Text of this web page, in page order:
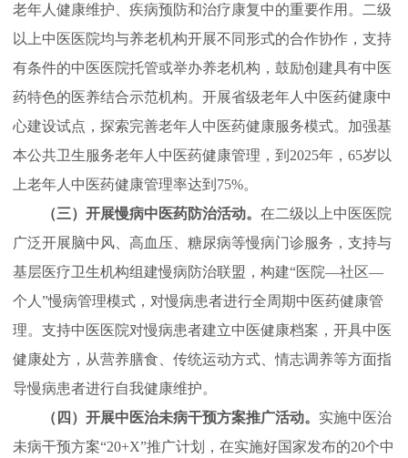
老年人健康维护、疾病预防和治疗康复中的重要作用。二级
以上中医医院均与养老机构开展不同形式的合作协作，支持
有条件的中医医院托管或举办养老机构，鼓励创建具有中医
药特色的医养结合示范机构。开展省级老年人中医药健康中
心建设试点，探索完善老年人中医药健康服务模式。加强基
本公共卫生服务老年人中医药健康管理，到2025年，65岁以
上老年人中医药健康管理率达到75%。
（三）开展慢病中医药防治活动。 在二级以上中医医院
广泛开展脑中风、高血压、糖尿病等慢病门诊服务，支持与
基层医疗卫生机构组建慢病防治联盟，构建“医院—社区—
个人”慢病管理模式，对慢病患者进行全周期中医药健康管
理。支持中医医院对慢病患者建立中医健康档案，开具中医
健康处方，从营养膳食、传统运动方式、情志调养等方面指
导慢病患者进行自我健康维护。
（四）开展中医治未病干预方案推广活动。 实施中医治
未病干预方案“20+X”推广计划，在实施好国家发布的20个中